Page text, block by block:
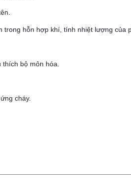
hỗn hợp khí, tính nhiệt lượng của
thích bộ môn hóa.
cháy.